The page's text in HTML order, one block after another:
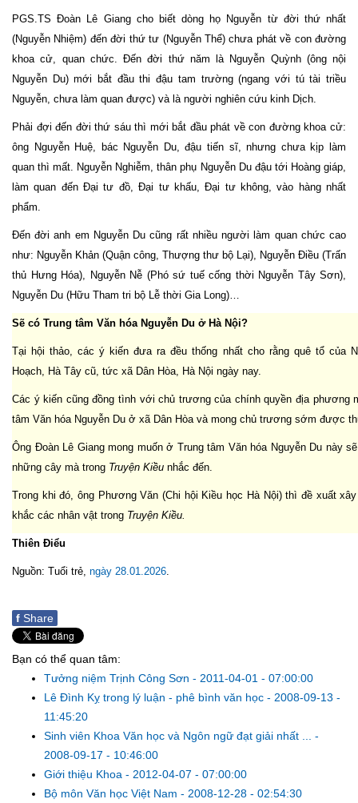
PGS.TS Đoàn Lê Giang cho biết dòng họ Nguyễn từ đời thứ nhất
(Nguyễn Nhiệm) đến đời thứ tư (Nguyễn Thể) chưa phát về con đường
khoa cử, quan chức. Đến đời thứ năm là Nguyễn Quỳnh (ông nội
Nguyễn Du) mới bắt đầu thi đậu tam trường (ngang với tú tài triều
Nguyễn, chưa làm quan được) và là người nghiên cứu kinh Dịch.
Phải đợi đến đời thứ sáu thì mới bắt đầu phát về con đường khoa cử:
ông Nguyễn Huệ, bác Nguyễn Du, đậu tiến sĩ, nhưng chưa kịp làm
quan thì mất. Nguyễn Nghiễm, thân phụ Nguyễn Du đậu tới Hoàng giáp,
làm quan đến Đại tư đồ, Đại tư khấu, Đại tư không, vào hàng nhất
phẩm.
Đến đời anh em Nguyễn Du cũng rất nhiều người làm quan chức cao
như: Nguyễn Khản (Quận công, Thượng thư bộ Lại), Nguyễn Điều (Trấn
thủ Hưng Hóa), Nguyễn Nễ (Phó sứ tuế cống thời Nguyễn Tây Sơn),
Nguyễn Du (Hữu Tham tri bộ Lễ thời Gia Long)…
Sẽ có Trung tâm Văn hóa Nguyễn Du ở Hà Nội?
Tại hội thảo, các ý kiến đưa ra đều thống nhất cho rằng quê tổ của
Hoạch, Hà Tây cũ, tức xã Dân Hòa, Hà Nội ngày nay.
Các ý kiến cũng đồng tình với chủ trương của chính quyền địa phương
tâm Văn hóa Nguyễn Du ở xã Dân Hòa và mong chủ trương sớm được
Ông Đoàn Lê Giang mong muốn ở Trung tâm Văn hóa Nguyễn Du này
những cây mà trong Truyện Kiều nhắc đến.
Trong khi đó, ông Phương Văn (Chi hội Kiều học Hà Nội) thì đề xuất
khắc các nhân vật trong Truyện Kiều.
Thiên Điểu
Nguồn: Tuổi trẻ, ngày 28.01.2026.
f Share
Bạn có thể quan tâm:
Tưởng niệm Trịnh Công Sơn - 2011-04-01 - 07:00:00
Lê Đình Kỵ trong lý luận - phê bình văn học - 2008-09-13 -
11:45:20
Sinh viên Khoa Văn học và Ngôn ngữ đạt giải nhất ... -
2008-09-17 - 10:46:00
Giới thiệu Khoa - 2012-04-07 - 07:00:00
Bộ môn Văn học Việt Nam - 2008-12-28 - 02:54:30